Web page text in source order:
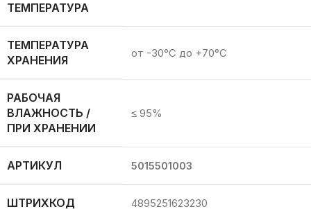
ТЕМПЕРАТУРА
ТЕМПЕРАТУРА
ХРАНЕНИЯ
от -30°C до +70°C
РАБОЧАЯ
ВЛАЖНОСТЬ /
ПРИ ХРАНЕНИИ
≤ 95%
АРТИКУЛ 5015501003
ШТРИХКОД 4895251623230